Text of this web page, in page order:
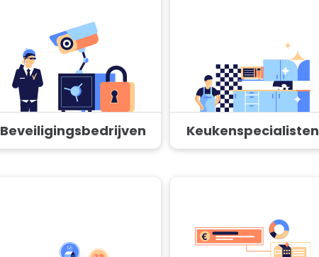
Beveiligingsbedrijven Keukenspecialisten